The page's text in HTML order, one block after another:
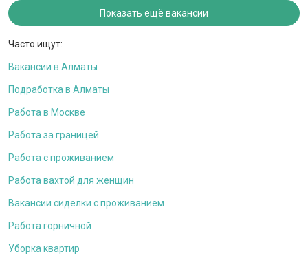
Показать ещё вакансии
Часто ищут:
Вакансии в Алматы
Подработка в Алматы
Работа в Москве
Работа за границей
Работа с проживанием
Работа вахтой для женщин
Вакансии сиделки с проживанием
Работа горничной
Уборка квартир